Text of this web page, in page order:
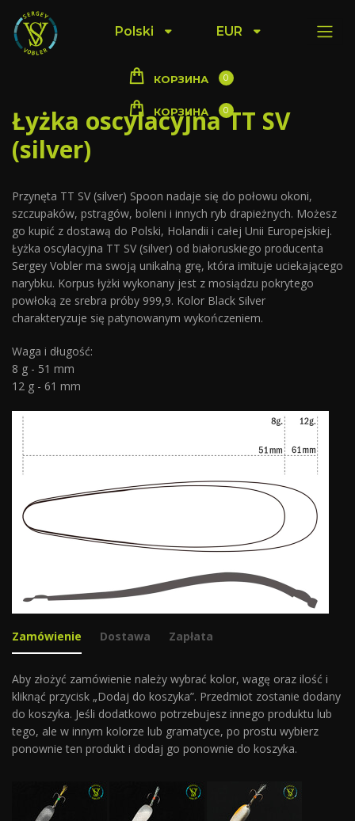
Polski EUR
КОРЗИНА 0
КОРЗИНА 0
Łyżka oscylacyjna TT SV
(silver)
Przynęta TT SV (silver) Spoon nadaje się do połowu okoni,
szczupaków, pstrągów, boleni i innych ryb drapieżnych. Możesz
go kupić z dostawą do Polski, Holandii i całej Unii Europejskiej.
Łyżka oscylacyjna TT SV (silver) od białoruskiego producenta
Sergey Vobler ma swoją unikalną grę, która imituje uciekającego
narybku. Korpus łyżki wykonany jest z mosiądzu pokrytego
powłoką ze srebra próby 999,9. Kolor Black Silver
charakteryzuje się patynowanym wykończeniem.
Waga i długość:
8 g - 51 mm
12 g - 61 mm
Zamówienie Dostawa Zapłata
Aby złożyć zamówienie należy wybrać kolor, wagę oraz ilość i
kliknąć przycisk „Dodaj do koszyka”. Przedmiot zostanie dodany
do koszyka. Jeśli dodatkowo potrzebujesz innego produktu lub
tego, ale w innym kolorze lub gramatyce, po prostu wybierz
ponownie ten produkt i dodaj go ponownie do koszyka.